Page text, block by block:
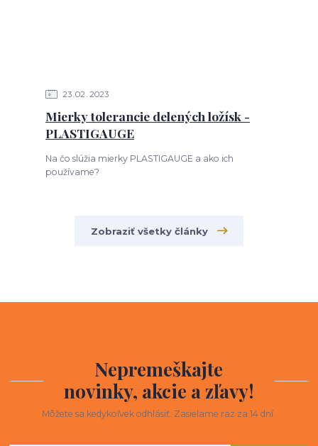
23 02 2023
Mierky tolerancie delených ložísk -
PLASTIGAUGE
Na čo slúžia mierky PLASTIGAUGE a ako ich
používame?
Zobraziť všetky články
Nepremeškajte
novinky, akcie a zľavy!
Môžete sa kedykoľvek odhlásiť. Zasielame raz za 14 dní.